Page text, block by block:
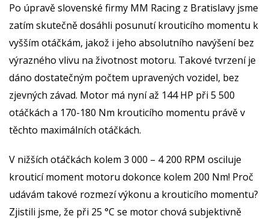
Po úpravě slovenské firmy MM Racing z Bratislavy jsme
zatím skutečně dosáhli posunutí krouticího momentu k
vyšším otáčkám, jakož i jeho absolutního navýšení bez
výrazného vlivu na životnost motoru. Takové tvrzení je
dáno dostatečným počtem upravených vozidel, bez
zjevných závad. Motor má nyní až 144 HP při 5 500
otáčkách a 170-180 Nm krouticího momentu právě v
těchto maximálních otáčkách.
V nižších otáčkách kolem 3 000 – 4 200 RPM osciluje
krouticí moment motoru dokonce kolem 200 Nm! Proč
udávám takové rozmezí výkonu a krouticího momentu?
Zjistili jsme, že při 25 °C se motor chová subjektivně